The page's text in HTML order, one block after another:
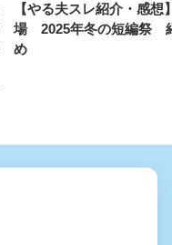
【やる夫スレ紹介・感想
場 2025年冬の短編祭
め